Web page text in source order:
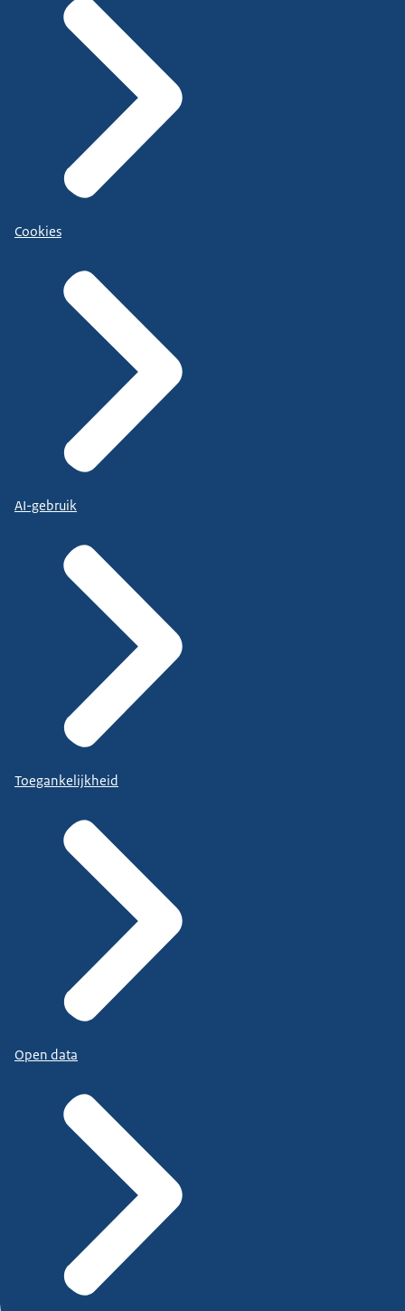
Cookies
AI-gebruik
Toegankelijkheid
Open data